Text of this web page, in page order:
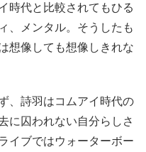
時代と比較されてもひる
、メンタル。そうしたも
想像しても想像しきれな
、詩羽はコムアイ時代の
に囚われない自分らしさ
イブではウォーターボー